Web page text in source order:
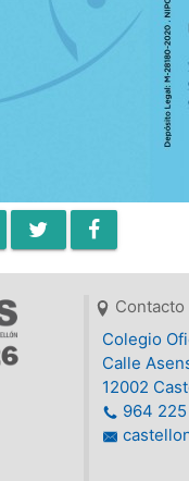
Contacto
Colegio
Calle
12002
964